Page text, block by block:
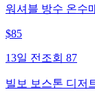
워셔블 방수 온수
$85
13일 전 조회 87
빌보 보스톤 디저